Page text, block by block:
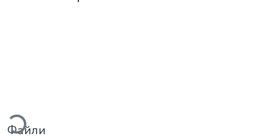
Вантажиться...
Файли